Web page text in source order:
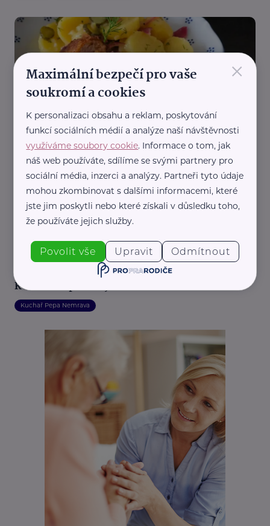
Pepa Nemrava
Holandský řízek plněný sýrem a šunkou
Recepty Kuchař Pepa Nemrava
Květákové placičky
Kuchař Pepa Nemrava
×
Maximální bezpečí pro vaše
soukromí a cookies
K personalizaci obsahu a reklam, poskytování
funkcí sociálních médií a analýze naší návštěvnosti
využíváme soubory cookie. Informace o tom, jak
náš web používáte, sdílíme se svými partnery pro
sociální média, inzerci a analýzy. Partneři tyto údaje
mohou zkombinovat s dalšími informacemi, které
jste jim poskytli nebo které získali v důsledku toho,
že používáte jejich služby.
Povolit vše Upravit Odmítnout